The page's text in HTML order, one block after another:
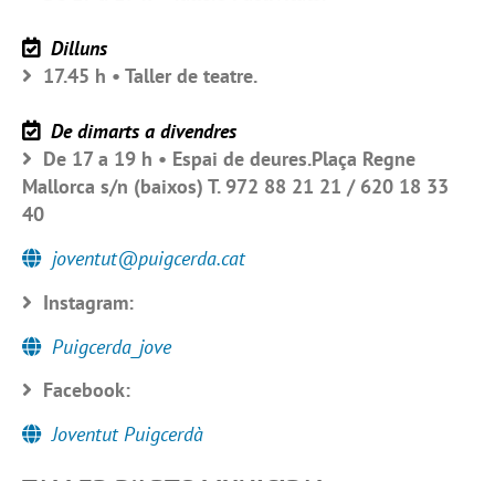
Dilluns
17.45 h • Taller de teatre.
De dimarts a divendres
De 17 a 19 h • Espai de deures.Plaça Regne
Mallorca s/n (baixos) T. 972 88 21 21 / 620 18 33
40
joventut@puigcerda.cat
Instagram:
Puigcerda_jove
Facebook:
Joventut Puigcerdà